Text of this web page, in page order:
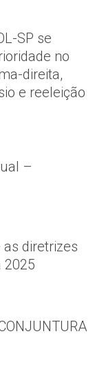
SP se
no
direita,
e reeleição
–
diretrizes
2025